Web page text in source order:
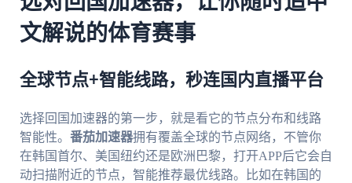
文解说的体育赛事
全球节点+智能线路，秒连国内直播平台
选择回国加速器的第一步，就是看它的节点分布和线路
智能性。 番茄加速器拥有覆盖全球的节点网络，不管你
在韩国首尔、美国纽约还是欧洲巴黎，打开APP后它会自
动扫描附近的节点，智能推荐最优线路。比如在韩国的